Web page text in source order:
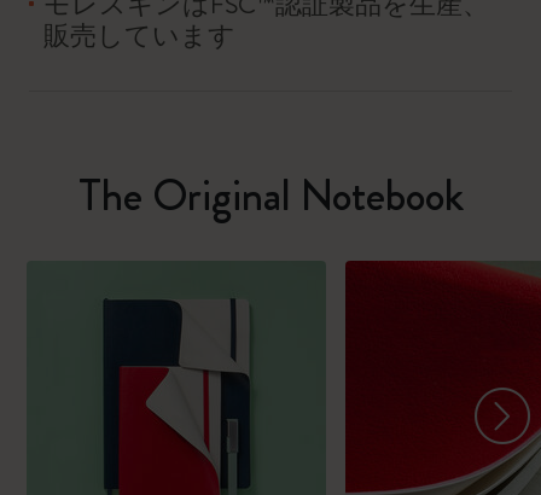
販売しています
The Original Notebook